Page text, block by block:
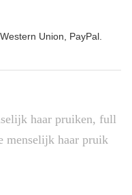
Union, PayPal.
haar pruiken, full
menselijk haar pruik